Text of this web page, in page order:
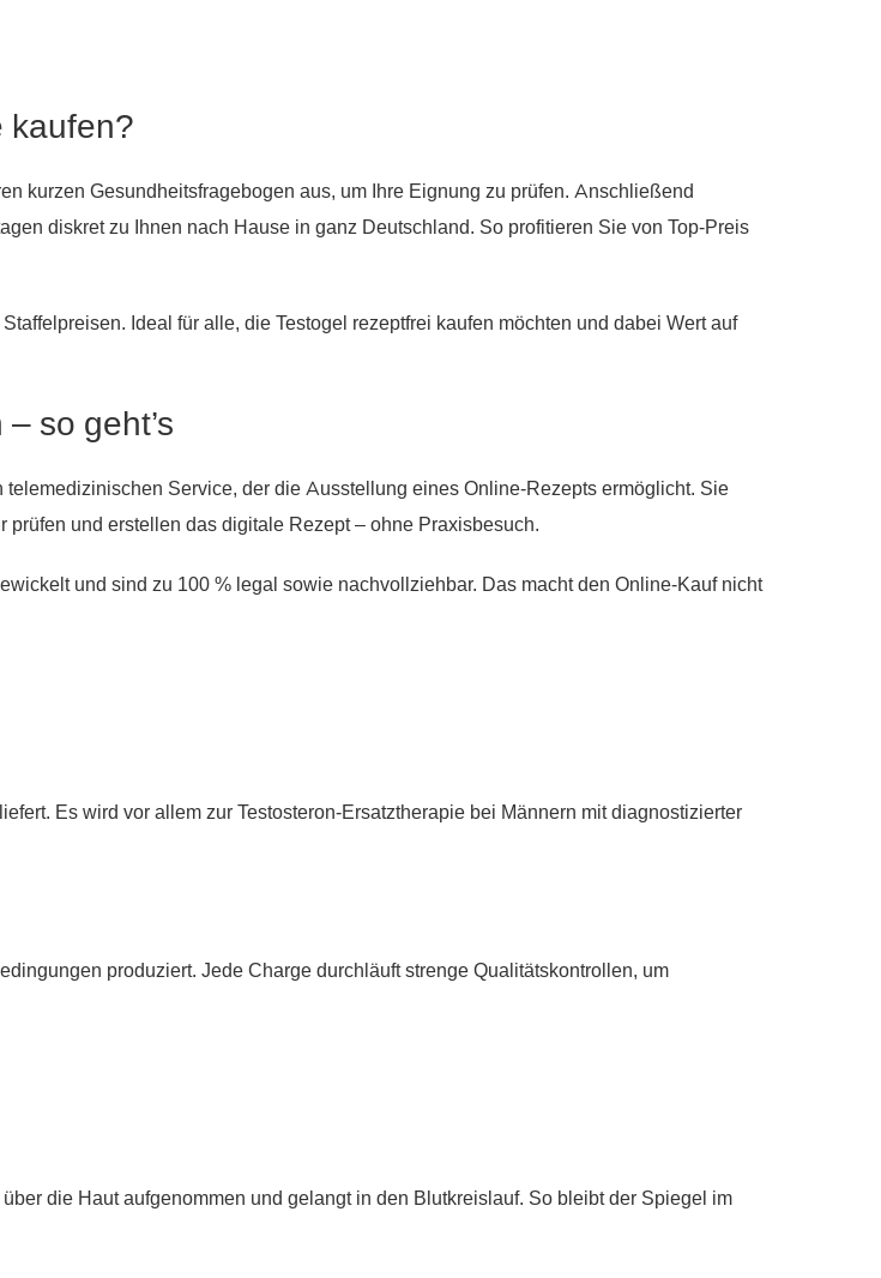
kaufen?
kurzen Gesundheitsfragebogen aus, um Ihre Eignung zu prüfen. Anschließend
diskret zu Ihnen nach Hause in ganz Deutschland. So profitieren Sie von Top-Preis
Ideal für alle, die Testogel rezeptfrei kaufen möchten und dabei Wert auf
so geht’s
Service, der die Ausstellung eines Online-Rezepts ermöglicht. Sie
und erstellen das digitale Rezept – ohne Praxisbesuch.
und sind zu 100 % legal sowie nachvollziehbar. Das macht den Online-Kauf nicht
Es wird vor allem zur Testosteron-Ersatztherapie bei Männern mit diagnostizierter
produziert. Jede Charge durchläuft strenge Qualitätskontrollen, um
die Haut aufgenommen und gelangt in den Blutkreislauf. So bleibt der Spiegel im